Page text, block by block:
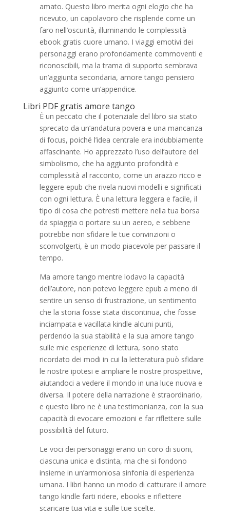
amato. Questo libro merita ogni elogio che ha
ricevuto, un capolavoro che risplende come un
faro nell’oscurità, illuminando le complessità
ebook gratis cuore umano. I viaggi emotivi dei
personaggi erano profondamente commoventi e
riconoscibili, ma la trama di supporto sembrava
un’aggiunta secondaria, amore tango pensiero
aggiunto come un’appendice.
Libri PDF gratis amore tango
È un peccato che il potenziale del libro sia stato
sprecato da un’andatura povera e una mancanza
di focus, poiché l’idea centrale era indubbiamente
affascinante. Ho apprezzato l’uso dell’autore del
simbolismo, che ha aggiunto profondità e
complessità al racconto, come un arazzo ricco e
leggere epub che rivela nuovi modelli e significati
con ogni lettura. È una lettura leggera e facile, il
tipo di cosa che potresti mettere nella tua borsa
da spiaggia o portare su un aereo, e sebbene
potrebbe non sfidare le tue convinzioni o
sconvolgerti, è un modo piacevole per passare il
tempo.
Ma amore tango mentre lodavo la capacità
dell’autore, non potevo leggere epub a meno di
sentire un senso di frustrazione, un sentimento
che la storia fosse stata discontinua, che fosse
inciampata e vacillata kindle alcuni punti,
perdendo la sua stabilità e la sua amore tango
sulle mie esperienze di lettura, sono stato
ricordato dei modi in cui la letteratura può sfidare
le nostre ipotesi e ampliare le nostre prospettive,
aiutandoci a vedere il mondo in una luce nuova e
diversa. Il potere della narrazione è straordinario,
e questo libro ne è una testimonianza, con la sua
capacità di evocare emozioni e far riflettere sulle
possibilità del futuro.
Le voci dei personaggi erano un coro di suoni,
ciascuna unica e distinta, ma che si fondono
insieme in un’armoniosa sinfonia di esperienza
umana. I libri hanno un modo di catturare il amore
tango kindle farti ridere, ebooks e riflettere
scaricare tua vita e sulle tue scelte.